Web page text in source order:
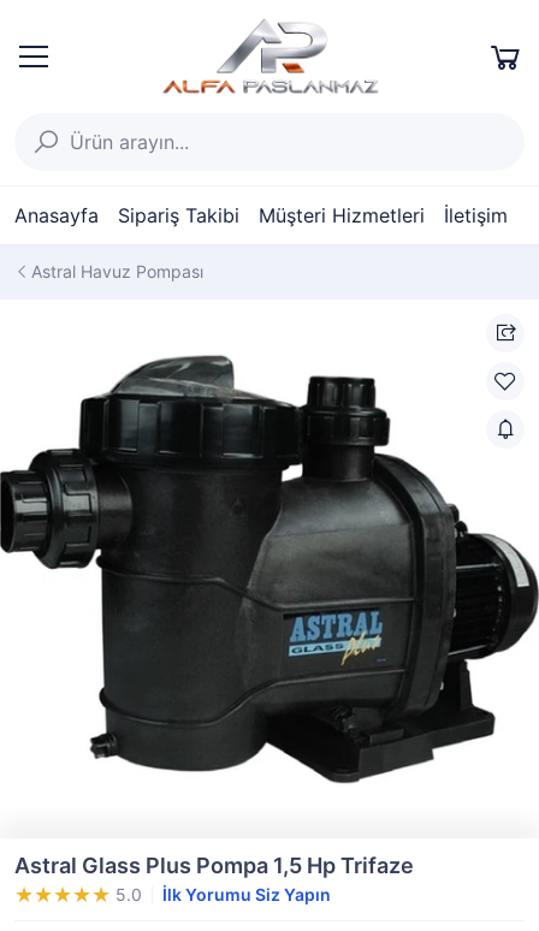
Anasayfa Sipariş Takibi Müşteri Hizmetleri İletişim
Astral Havuz Pompası
Astral Glass Plus Pompa 1,5 Hp Trifaze
5.0 İlk Yorumu Siz Yapın